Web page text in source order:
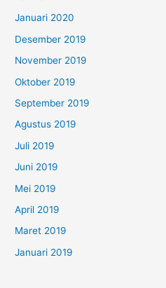
Januari 2020
Desember 2019
November 2019
Oktober 2019
September 2019
Agustus 2019
Juli 2019
Juni 2019
Mei 2019
April 2019
Maret 2019
Januari 2019